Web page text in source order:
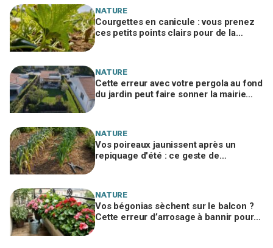
NATURE
Courgettes en canicule : vous prenez
ces petits points clairs pour de la
NATURE
Cette erreur avec votre pergola au fond
du jardin peut faire sonner la mairie
NATURE
Vos poireaux jaunissent après un
repiquage d'été : ce geste de
NATURE
Vos bégonias sèchent sur le balcon ?
Cette erreur d’arrosage à bannir pour